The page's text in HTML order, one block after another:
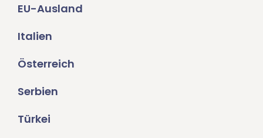
EU-Ausland
Italien
Österreich
Serbien
Türkei